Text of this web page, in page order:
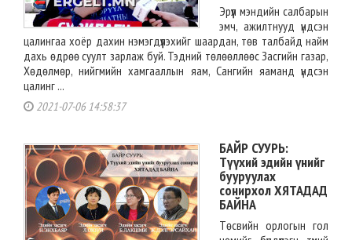
Эрүүл мэндийн салбарын
эмч, ажилтнууд үндсэн
цалингаа хоёр дахин нэмэгдүүлэхийг шаардан, төв талбайд найм
дахь өдрөө суулт зарлаж буй. Тэдний төлөөллөөс Засгийн газар,
Хөдөлмөр, нийгмийн хамгааллын яам, Сангийн яаманд үндсэн
цалинг ...
2021-07-06 14:58:37
БАЙР СУУРЬ:
Түүхий эдийн үнийг
бууруулах
сонирхол ХЯТАДАД
БАЙНА
Төсвийн орлогын гол